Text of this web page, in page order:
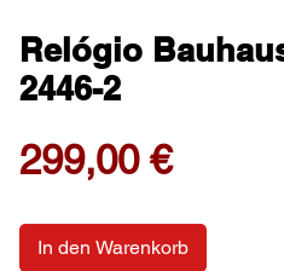
Relógio
2446-2
299,00 €Preis
In den Warenkorb